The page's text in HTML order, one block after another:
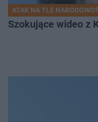
ATAK NA TLE
Szokujące wideo z